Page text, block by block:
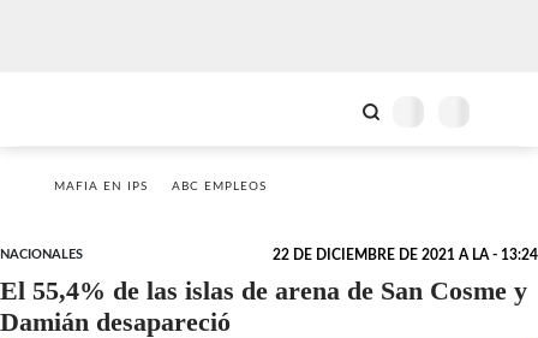
MAFIA EN IPS ABC EMPLEOS
NACIONALES 22 DE DICIEMBRE DE 2021 A LA - 13:24
El 55,4% de las islas de arena de San Cosme y
Damián desapareció